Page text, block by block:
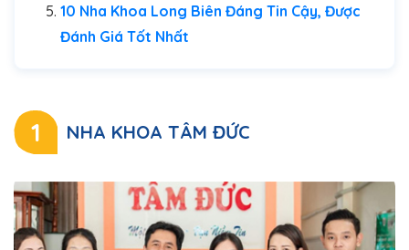
10 Nha Khoa Long Biên Đáng Tin Cậy, Được
Đánh Giá Tốt Nhất
1 NHA KHOA TÂM ĐỨC